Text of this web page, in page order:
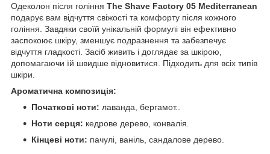
Одеколон після гоління The Shave Factory 05 Mediterranean
подарує вам відчуття свіжості та комфорту після кожного
гоління. Завдяки своїй унікальній формулі він ефективно
заспокоює шкіру, зменшує подразнення та забезпечує
відчуття гладкості. Засіб живить і доглядає за шкірою,
допомагаючи їй швидше відновитися. Підходить для всіх типів
шкіри.
Ароматична композиція:
Початкові ноти: лаванда, бергамот..
Ноти серця: кедрове дерево, конвалія.
Кінцеві ноти: пачулі, ваніль, сандалове дерево.